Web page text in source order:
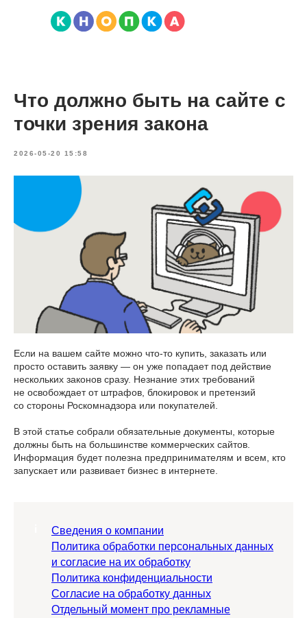
Что должно быть на сайте с
точки зрения закона
2026-05-20 15:58
Если на вашем сайте можно что-то купить, заказать или
просто оставить заявку — он уже попадает под действие
нескольких законов сразу. Незнание этих требований
не освобождает от штрафов, блокировок и претензий
со стороны Роскомнадзора или покупателей.
В этой статье собрали обязательные документы, которые
должны быть на большинстве коммерческих сайтов.
Информация будет полезна предпринимателям и всем, кто
запускает или развивает бизнес в интернете.
Сведения о компании
Политика обработки персональных данных
и согласие на их обработку
Политика конфиденциальности
Согласие на обработку данных
Отдельный момент про рекламные